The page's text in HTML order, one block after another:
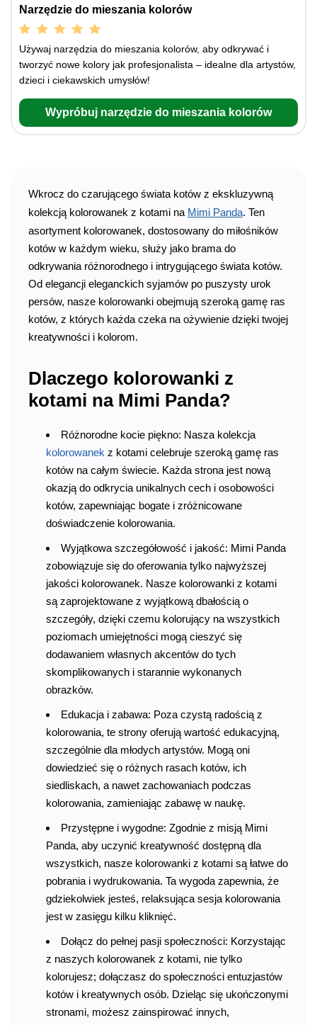
Narzędzie do mieszania kolorów
Używaj narzędzia do mieszania kolorów, aby odkrywać i
tworzyć nowe kolory jak profesjonalista – idealne dla artystów,
dzieci i ciekawskich umysłów!
Wypróbuj narzędzie do mieszania kolorów
Wkrocz do czarującego świata kotów z ekskluzywną
kolekcją kolorowanek z kotami na Mimi Panda. Ten
asortyment kolorowanek, dostosowany do miłośników
kotów w każdym wieku, służy jako brama do
odkrywania różnorodnego i intrygującego świata kotów.
Od elegancji eleganckich syjamów po puszysty urok
persów, nasze kolorowanki obejmują szeroką gamę ras
kotów, z których każda czeka na ożywienie dzięki twojej
kreatywności i kolorom.
Dlaczego kolorowanki z
kotami na Mimi Panda?
Różnorodne kocie piękno: Nasza kolekcja
kolorowanek z kotami celebruje szeroką gamę ras
kotów na całym świecie. Każda strona jest nową
okazją do odkrycia unikalnych cech i osobowości
kotów, zapewniając bogate i zróżnicowane
doświadczenie kolorowania.
Wyjątkowa szczegółowość i jakość: Mimi Panda
zobowiązuje się do oferowania tylko najwyższej
jakości kolorowanek. Nasze kolorowanki z kotami
są zaprojektowane z wyjątkową dbałością o
szczegóły, dzięki czemu kolorujący na wszystkich
poziomach umiejętności mogą cieszyć się
dodawaniem własnych akcentów do tych
skomplikowanych i starannie wykonanych
obrazków.
Edukacja i zabawa: Poza czystą radością z
kolorowania, te strony oferują wartość edukacyjną,
szczególnie dla młodych artystów. Mogą oni
dowiedzieć się o różnych rasach kotów, ich
siedliskach, a nawet zachowaniach podczas
kolorowania, zamieniając zabawę w naukę.
Przystępne i wygodne: Zgodnie z misją Mimi
Panda, aby uczynić kreatywność dostępną dla
wszystkich, nasze kolorowanki z kotami są łatwe do
pobrania i wydrukowania. Ta wygoda zapewnia, że
gdziekolwiek jesteś, relaksująca sesja kolorowania
jest w zasięgu kilku kliknięć.
Dołącz do pełnej pasji społeczności: Korzystając
z naszych kolorowanek z kotami, nie tylko
kolorujesz; dołączasz do społeczności entuzjastów
kotów i kreatywnych osób. Dzieląc się ukończonymi
stronami, możesz zainspirować innych,